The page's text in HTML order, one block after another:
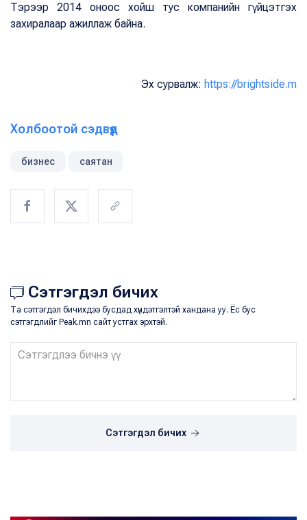
Тэрээр 2014 оноос хойш тус компанийн гүйцэтгэх
захиралаар ажиллаж байна.
Эх сурвалж: https://brightside.m
Холбоотой сэдвүүд
бизнес саятан
Сэтгэгдэл бичих
Та сэтгэгдэл бичихдээ бусдад хүндэтгэлтэй хандана уу. Ёс бус
сэтгэгдлийг Peak.mn сайт устгах эрхтэй.
Сэтгэгдэл бичих